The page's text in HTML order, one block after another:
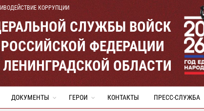
КОРРУПЦИИ
СЛУЖБЫ ВОЙСК
ФЕДЕРАЦИИ
ЛЕНИНГРАДСКОЙ ОБЛАСТИ
ДОКУМЕНТЫ ГЕРОИ КОНТАКТЫ ПРЕСС-СЛУЖБА